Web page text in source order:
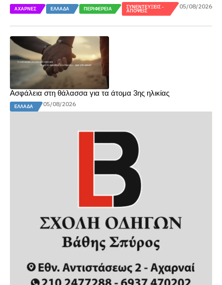
ΑΧΑΡΝΈΣ ΕΛΛΆΔΑ ΠΕΡΙΦΈΡΕΙΑ
ΣΥΝΕΝΤΕΎΞΕΙΣ -
ΑΠΌΨΕΙΣ
05/08/2026
Ασφάλεια στη θάλασσα για τα άτομα 3ης ηλικίας
ΕΛΛΆΔΑ 05/08/2026